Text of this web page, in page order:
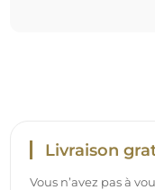
Livraison
Vous n’avez pas à